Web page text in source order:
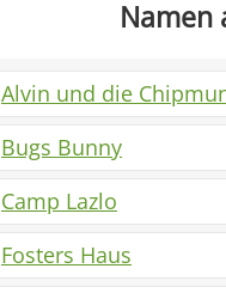
Namen
Alvin und die
Bugs Bunny
Camp Lazlo
Fosters Haus